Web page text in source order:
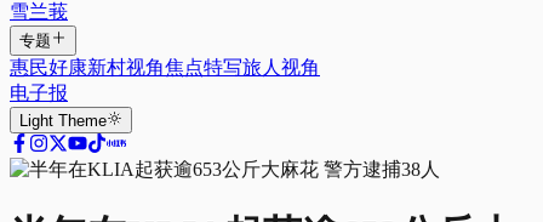
雪兰莪
专题
惠民好康新村视角焦点特写旅人视角
电子报
Light Theme